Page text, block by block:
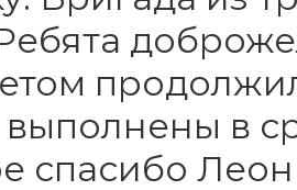
в
спасибо